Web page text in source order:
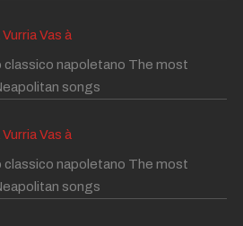
Vas à
classico napoletano The most
songs
Vas à
classico napoletano The most
songs